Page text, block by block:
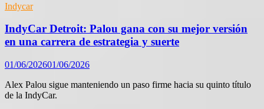
Indycar
IndyCar Detroit: Palou gana con su mejor versión
en una carrera de estrategia y suerte
01/06/202601/06/2026
Alex Palou sigue manteniendo un paso firme hacia su quinto título
de la IndyCar.